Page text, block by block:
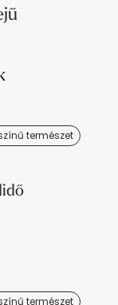
természet
természet